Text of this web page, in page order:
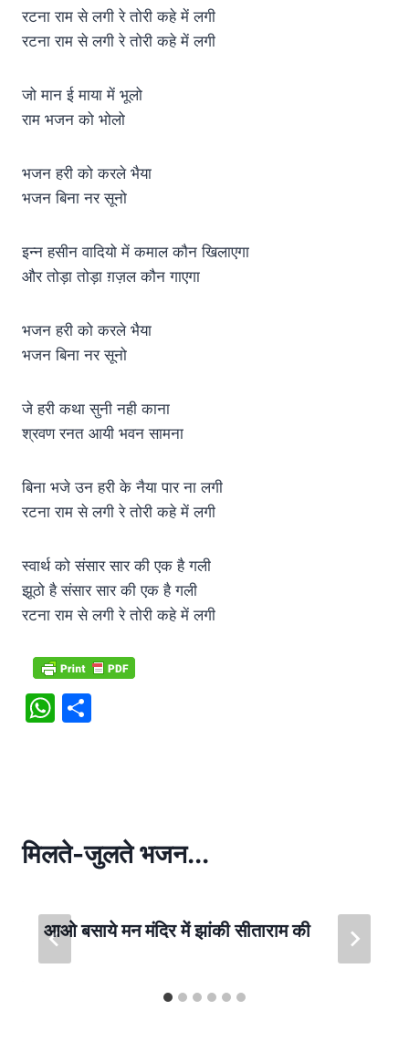
रटना राम से लगी रे तोरी कहे में लगी
रटना राम से लगी रे तोरी कहे में लगी
जो मान ई माया में भूलो
राम भजन को भोलो
भजन हरी को करले भैया
भजन बिना नर सूनो
इन्न हसीन वादियो में कमाल कौन खिलाएगा
और तोड़ा तोड़ा ग़ज़ल कौन गाएगा
भजन हरी को करले भैया
भजन बिना नर सूनो
जे हरी कथा सुनी नही काना
श्रवण रनत आयी भवन सामना
बिना भजे उन हरी के नैया पार ना लगी
रटना राम से लगी रे तोरी कहे में लगी
स्वार्थ को संसार सार की एक है गली
झूठो है संसार सार की एक है गली
रटना राम से लगी रे तोरी कहे में लगी
W
p
मिलते-जुलते भजन...
आओ बसाये मन मंदिर में झांकी सीताराम की